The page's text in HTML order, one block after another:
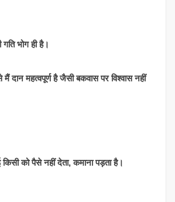
भोग ही है।
दान महत्वपूर्ण है जैसी बकवास पर विश्वास नहीं
को पैसे नहीं देता, कमाना पड़ता है।